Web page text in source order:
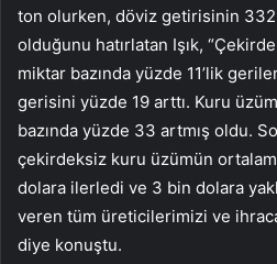
ton olurken, döviz getirisinin
olduğunu hatırlatan Işık,
miktar bazında yüzde 11’lik
gerisini yüzde 19 arttı. Kuru
bazında yüzde 33 artmış oldu.
çekirdeksiz kuru üzümün
dolara ilerledi ve 3 bin dolara
veren tüm üreticilerimizi ve
diye konuştu.